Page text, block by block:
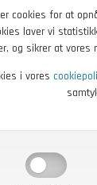
cookies for at
laver vi
og sikrer at vores
i vores